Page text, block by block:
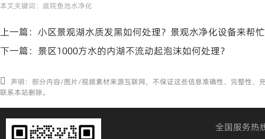
本文关键词： 庭院鱼池水净化
上一篇： 小区景观湖水质发黑如何处理？景观水净化设备来帮忙
下一篇： 景区1000方水的内湖不流动起泡沫如何处理？
声明：部分内容/图片/视频素材来源互联网，不保证这些信息准确性、完整性、
联系本站删除。
全国服务热